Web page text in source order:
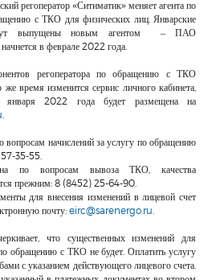
регоператор «Ситиматик» меняет агента по
с ТКО для физических лиц. Январские
выпущены новым агентом – ПАО
в феврале 2022 года.
регоператора по обращению с ТКО
время изменится сервис личного кабинета,
2022 года будет размещена на
вопросам начислений за услугу по обращению
35-55.
по вопросам вывоза ТКО, качества
прежним: 8 (8452) 25-64-90.
для внесения изменений в лицевой счет
почту: eirc@sarenergo.ru
что существенных изменений для
обращению с ТКО не будет. Оплатить услугу
с указанием действующего лицевого счета.